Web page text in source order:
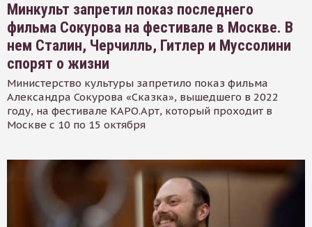
Минкульт запретил показ последнего
фильма Сокурова на фестивале в Москве. В
нем Сталин, Черчилль, Гитлер и Муссолини
спорят о жизни
Министерство культуры запретило показ фильма
Александра Сокурова «Сказка», вышедшего в 2022
году, на фестивале КАРО.Арт, который проходит в
Москве с 10 по 15 октября